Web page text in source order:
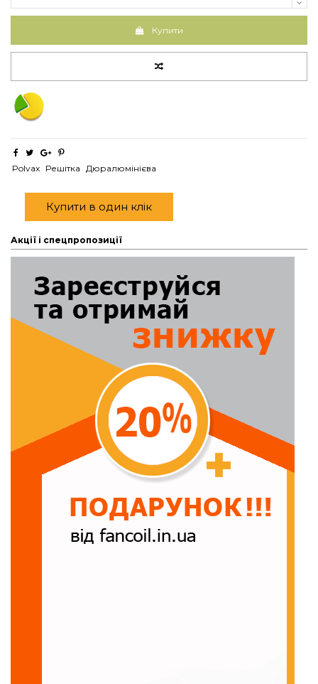
Купити
Polvax Решітка Дюралюмінієва
Купити в один клік
Акції і спецпропозиції